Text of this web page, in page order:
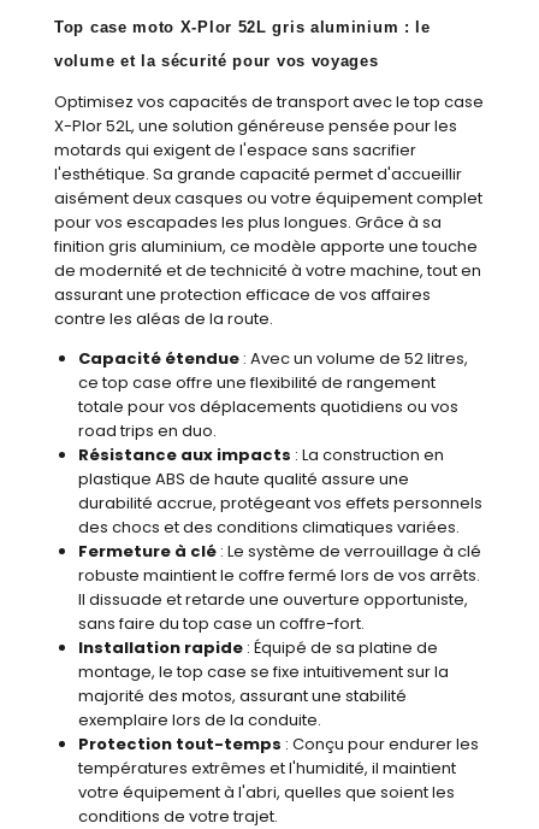
Top case moto X-Plor 52L gris aluminium : le
volume et la sécurité pour vos voyages
Optimisez vos capacités de transport avec le top case
X-Plor 52L, une solution généreuse pensée pour les
motards qui exigent de l'espace sans sacrifier
l'esthétique. Sa grande capacité permet d'accueillir
aisément deux casques ou votre équipement complet
pour vos escapades les plus longues. Grâce à sa
finition gris aluminium, ce modèle apporte une touche
de modernité et de technicité à votre machine, tout en
assurant une protection efficace de vos affaires
contre les aléas de la route.
Capacité étendue : Avec un volume de 52 litres,
ce top case offre une flexibilité de rangement
totale pour vos déplacements quotidiens ou vos
road trips en duo.
Résistance aux impacts : La construction en
plastique ABS de haute qualité assure une
durabilité accrue, protégeant vos effets personnels
des chocs et des conditions climatiques variées.
Fermeture à clé : Le système de verrouillage à clé
robuste maintient le coffre fermé lors de vos arrêts.
Il dissuade et retarde une ouverture opportuniste,
sans faire du top case un coffre-fort.
Installation rapide : Équipé de sa platine de
montage, le top case se fixe intuitivement sur la
majorité des motos, assurant une stabilité
exemplaire lors de la conduite.
Protection tout-temps : Conçu pour endurer les
températures extrêmes et l'humidité, il maintient
votre équipement à l'abri, quelles que soient les
conditions de votre trajet.